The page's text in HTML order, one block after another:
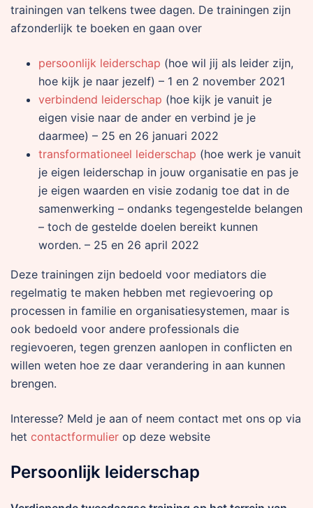
trainingen van telkens twee dagen. De trainingen zijn
afzonderlijk te boeken en gaan over
persoonlijk leiderschap (hoe wil jij als leider zijn,
hoe kijk je naar jezelf) – 1 en 2 november 2021
verbindend leiderschap (hoe kijk je vanuit je
eigen visie naar de ander en verbind je je
daarmee) – 25 en 26 januari 2022
transformationeel leiderschap (hoe werk je vanuit
je eigen leiderschap in jouw organisatie en pas je
je eigen waarden en visie zodanig toe dat in de
samenwerking – ondanks tegengestelde belangen
– toch de gestelde doelen bereikt kunnen
worden. – 25 en 26 april 2022
Deze trainingen zijn bedoeld voor mediators die
regelmatig te maken hebben met regievoering op
processen in familie en organisatiesystemen, maar is
ook bedoeld voor andere professionals die
regievoeren, tegen grenzen aanlopen in conflicten en
willen weten hoe ze daar verandering in aan kunnen
brengen.
Interesse? Meld je aan of neem contact met ons op via
het contactformulier op deze website
Persoonlijk leiderschap